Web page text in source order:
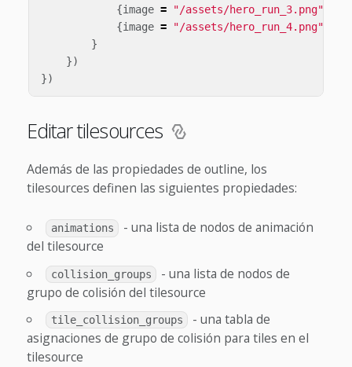
{image = "/assets/hero_run_3.png"
{image = "/assets/hero_run_4.png"
}
})
})
Editar tilesources
Además de las propiedades de outline, los
tilesources definen las siguientes propiedades:
animations
- una lista de nodos de animación
del tilesource
collision_groups
- una lista de nodos de
grupo de colisión del tilesource
tile_collision_groups
- una tabla de
asignaciones de grupo de colisión para tiles en el
tilesource